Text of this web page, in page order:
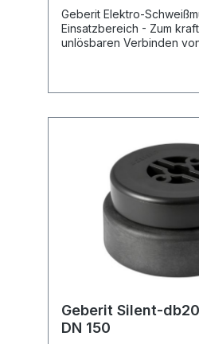
Geberit Elektro-
Einsatzbereich - Zum
unlösbaren Verbinden von
Geberit Silent-
DN 150